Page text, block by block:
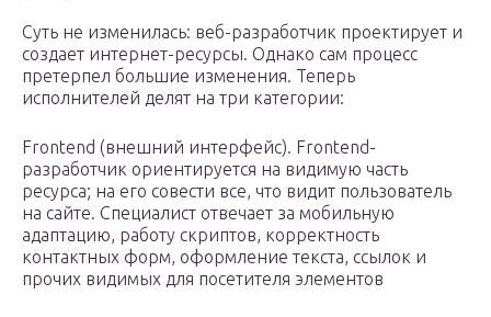
Суть не изменилась: веб-разработчик проектирует и
создает интернет-ресурсы. Однако сам процесс
претерпел большие изменения. Теперь
исполнителей делят на три категории:
Frontend (внешний интерфейс). Frontend-
разработчик ориентируется на видимую часть
ресурса; на его совести все, что видит пользователь
на сайте. Специалист отвечает за мобильную
адаптацию, работу скриптов, корректность
контактных форм, оформление текста, ссылок и
прочих видимых для посетителя элементов